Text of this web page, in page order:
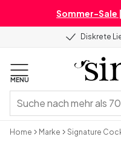
Sommer-Sale
Diskrete
MENU
Home Marke Signature